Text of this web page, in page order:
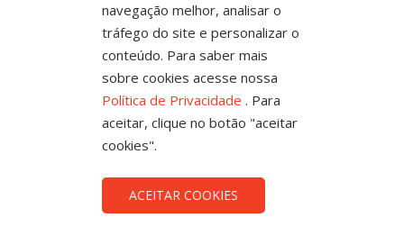
navegação melhor, analisar o
tráfego do site e personalizar o
conteúdo. Para saber mais
sobre cookies acesse nossa
Política de Privacidade . Para
aceitar, clique no botão "aceitar
cookies".
ACEITAR COOKIES
Todos os Direitos Reservados
Sintep-MT - Sindicato dos Trabalhadores no Ensino
Público de Mato Grosso
Rua Mestre João Guimarães, 102 -
Fone: (65) 3317-4300 - 0800 654343 - Fax: 3317
4327